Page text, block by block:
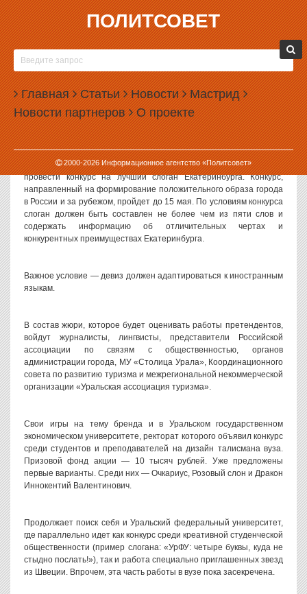
ПОЛИТСОВЕТ
Главная Статьи Новости Мастрид
Новости партнеров О проекте
2000-2026Информационное агентство «Политсовет»
22.03.2011, 10:42
ЕКАТЕРИНБУРГ ОДЕРЖИМ ВЕСЕННИМ
БРЕНДОСТРОИТЕЛЬСТВОМ
Сверхпопулярным в столице Среднего Урала становится
создание брендов. В настоящий момент этим активно
занимаются вузы и собственно администрация города.
Глава мэрии города Александр Якоб поручил организовать и
провести конкурс на лучший слоган Екатеринбурга. Конкурс,
направленный на формирование положительного образа города
в России и за рубежом, пройдет до 15 мая. По условиям конкурса
слоган должен быть составлен не более чем из пяти слов и
содержать информацию об отличительных чертах и
конкурентных преимуществах Екатеринбурга.
Важное условие — девиз должен адаптироваться к иностранным
языкам.
В состав жюри, которое будет оценивать работы претендентов,
войдут журналисты, лингвисты, представители Российской
ассоциации по связям с общественностью, органов
администрации города, МУ «Столица Урала», Координационного
совета по развитию туризма и межрегиональной некоммерческой
организации «Уральская ассоциация туризма».
Свои игры на тему бренда и в Уральском государственном
экономическом университете, ректорат которого объявил конкурс
среди студентов и преподавателей на дизайн талисмана вуза.
Призовой фонд акции — 10 тысяч рублей. Уже предложены
первые варианты. Среди них — Очкариус, Розовый слон и Дракон
Иннокентий Валентинович.
Продолжает поиск себя и Уральский федеральный университет,
где параллельно идет как конкурс среди креативной студенческой
общественности (пример слогана: «УрФУ: четыре буквы, куда не
стыдно послать!»), так и работа специально приглашенных звезд
из Швеции. Впрочем, эта часть работы в вузе пока засекречена.